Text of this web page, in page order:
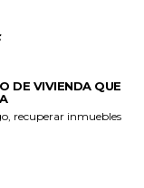
DE VIVIENDA QUE
recuperar inmuebles